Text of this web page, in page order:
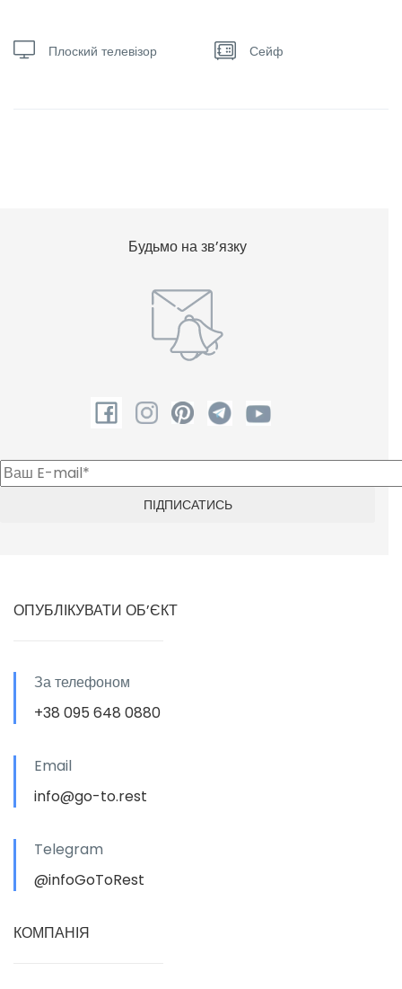
Плоский телевізор Сейф
Будьмо на зв’язку
ОПУБЛІКУВАТИ ОБ’ЄКТ
За телефоном
+38 095 648 0880
Email
info@go-to.rest
Telegram
@infoGoToRest
КОМПАНІЯ